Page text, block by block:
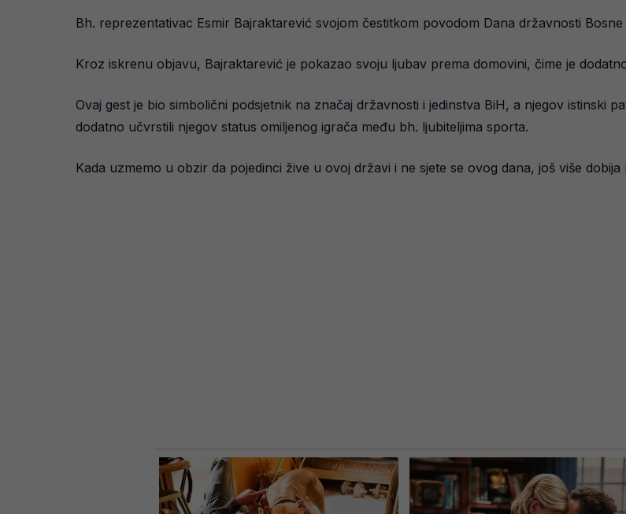
Bh. reprezentativac Esmir Bajraktarević svojom čestitkom povodom Dana državnosti
Kroz iskrenu objavu, Bajraktarević je pokazao svoju ljubav prema domovini, čime je
Ovaj gest je bio simbolični podsjetnik na značaj državnosti i jedinstva BiH, a njegov istinski
dodatno učvrstili njegov status omiljenog igrača među bh. ljubiteljima sporta.
Kada uzmemo u obzir da pojedinci žive u ovoj državi i ne sjete se ovog dana, još više